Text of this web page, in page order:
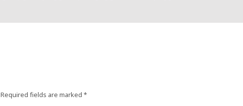
Required fields are marked *